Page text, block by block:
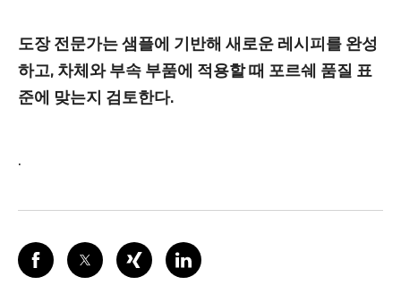
도장 전문가는 샘플에 기반해 새로운 레시피를 완성
하고, 차체와 부속 부품에 적용할 때 포르쉐 품질 표
준에 맞는지 검토한다.
.